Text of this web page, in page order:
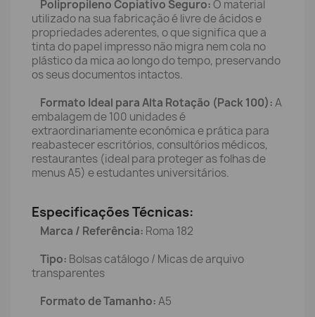
Polipropileno Copiativo Seguro:O material
utilizado na sua fabricação é livre de ácidos e
propriedades aderentes, o que significa que a
tinta do papel impresso não migra nem cola no
plástico da mica ao longo do tempo, preservando
os seus documentos intactos.
Formato Ideal para Alta Rotação (Pack 100):A
embalagem de 100 unidades é
extraordinariamente económica e prática para
reabastecer escritórios, consultórios médicos,
restaurantes (ideal para proteger as folhas de
menus A5) e estudantes universitários.
Especificações Técnicas:
Marca / Referência: Roma 182
Tipo: Bolsas catálogo / Micas de arquivo
transparentes
Formato de Tamanho:A5